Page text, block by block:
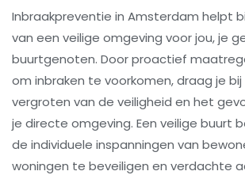
Inbraakpreventie in Amsterdam helpt
van een veilige omgeving voor jou, je
buurtgenoten. Door proactief
om inbraken te voorkomen, draag je
vergroten van de veiligheid en het
je directe omgeving. Een veilige buurt
de individuele inspanningen van
woningen te beveiligen en verdachte